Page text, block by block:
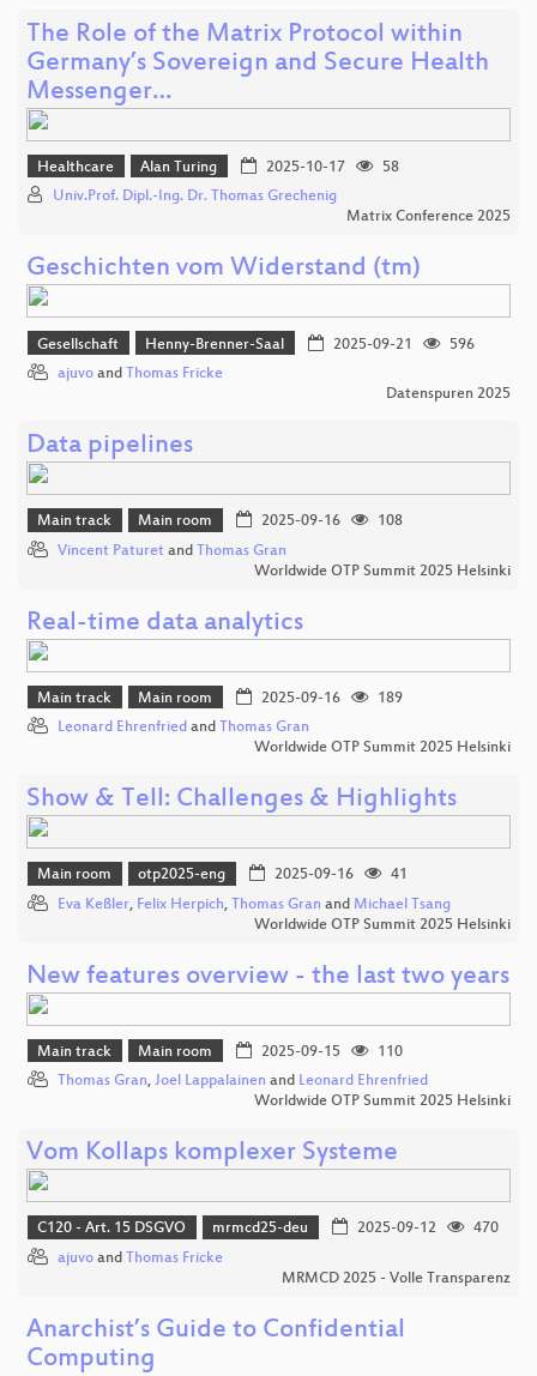
The Role of the Matrix Protocol within
Germany’s Sovereign and Secure Health
Messenger…
Healthcare Alan Turing 2025-10-17
58
Univ.Prof. Dipl.-Ing. Dr. Thomas Grechenig
Matrix Conference 2025
Geschichten vom Widerstand (tm)
Gesellschaft Henny-Brenner-Saal 2025-09-21
596
ajuvo and Thomas Fricke
Datenspuren 2025
Data pipelines
Main track Main room 2025-09-16
108
Vincent Paturet and Thomas Gran
Worldwide OTP Summit 2025 Helsinki
Real-time data analytics
Main track Main room 2025-09-16
189
Leonard Ehrenfried and Thomas Gran
Worldwide OTP Summit 2025 Helsinki
Show & Tell: Challenges & Highlights
Main room otp2025-eng 2025-09-16
41
Eva Keßler, Felix Herpich, Thomas Gran and Michael Tsang
Worldwide OTP Summit 2025 Helsinki
New features overview - the last two years
Main track Main room 2025-09-15
110
Thomas Gran, Joel Lappalainen and Leonard Ehrenfried
Worldwide OTP Summit 2025 Helsinki
Vom Kollaps komplexer Systeme
C120 - Art. 15 DSGVO mrmcd25-deu 2025-09-12
470
ajuvo and Thomas Fricke
MRMCD 2025 - Volle Transparenz
Anarchist’s Guide to Confidential
Computing